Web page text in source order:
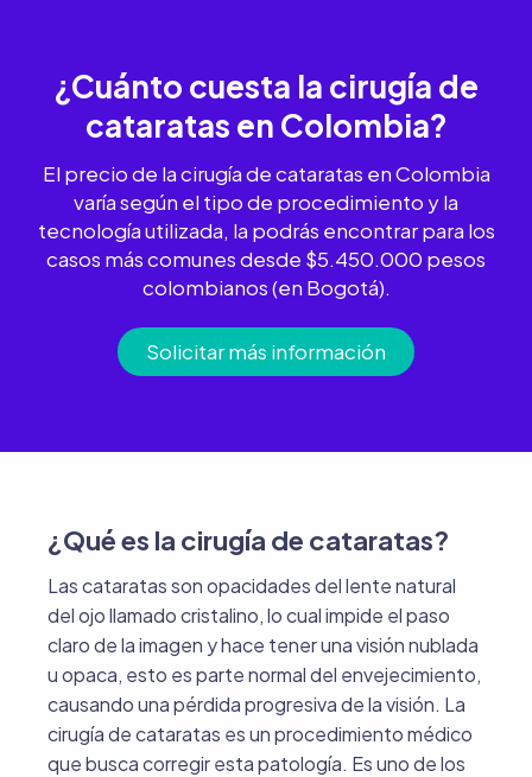
¿Cuánto cuesta la cirugía de
cataratas en Colombia?
El precio de la cirugía de cataratas en Colombia
varía según el tipo de procedimiento y la
tecnología utilizada, la podrás encontrar para los
casos más comunes desde $5.450.000 pesos
colombianos (en Bogotá).
Solicitar más información
¿Qué es la cirugía de cataratas?
Las cataratas son opacidades del lente natural
del ojo llamado cristalino, lo cual impide el paso
claro de la imagen y hace tener una visión nublada
u opaca, esto es parte normal del envejecimiento,
causando una pérdida progresiva de la visión. La
cirugía de cataratas es un procedimiento médico
que busca corregir esta patología. Es uno de los